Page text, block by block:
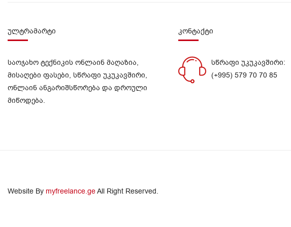
ულტრამარტი
საოჯახო ტექნიკის ონლაინ მაღაზია,
მისაღები ფასები, სწრაფი უკუკავშირი,
ონლაინ ანგარიშსწორება და დროული
მიწოდება.
კონტაქტი
სწრაფი უკუკავშირი:
(+995) 579 70 70 85
Website By myfreelance.geAll Right Reserved.